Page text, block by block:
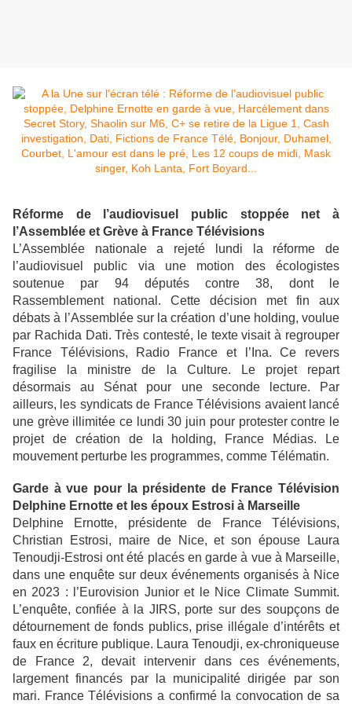
Réforme de l’audiovisuel public stoppée net à
l’Assemblée et Grève à France Télévisions
L’Assemblée nationale a rejeté lundi la réforme de
l’audiovisuel public via une motion des écologistes
soutenue par 94 députés contre 38, dont le
Rassemblement national. Cette décision met fin aux
débats à l’Assemblée sur la création d’une holding, voulue
par Rachida Dati. Très contesté, le texte visait à regrouper
France Télévisions, Radio France et l’Ina. Ce revers
fragilise la ministre de la Culture. Le projet repart
désormais au Sénat pour une seconde lecture. Par
ailleurs, les syndicats de France Télévisions avaient lancé
une grève illimitée ce lundi 30 juin pour protester contre le
projet de création de la holding, France Médias. Le
mouvement perturbe les programmes, comme Télématin.
Garde à vue pour la présidente de France Télévision
Delphine Ernotte et les époux Estrosi à Marseille
Delphine Ernotte, présidente de France Télévisions,
Christian Estrosi, maire de Nice, et son épouse Laura
Tenoudji-Estrosi ont été placés en garde à vue à Marseille,
dans une enquête sur deux événements organisés à Nice
en 2023 : l’Eurovision Junior et le Nice Climate Summit.
L’enquête, confiée à la JIRS, porte sur des soupçons de
détournement de fonds publics, prise illégale d’intérêts et
faux en écriture publique. Laura Tenoudji, ex-chroniqueuse
de France 2, devait intervenir dans ces événements,
largement financés par la municipalité dirigée par son
mari. France Télévisions a confirmé la convocation de sa